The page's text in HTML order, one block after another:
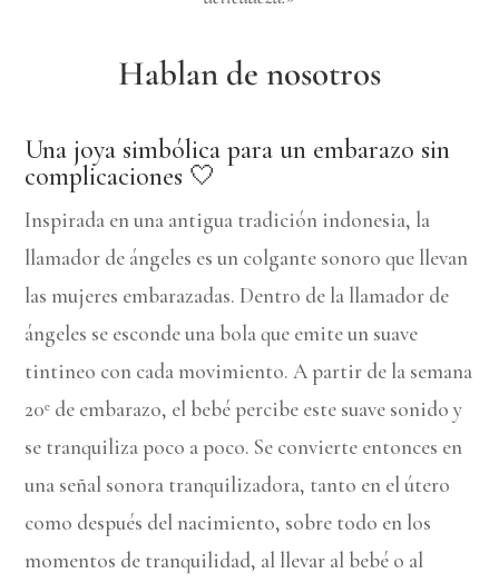
Hablan de nosotros
Una joya simbólica para un embarazo sin
complicaciones 🤍
Inspirada en una antigua tradición indonesia, la
llamador de ángeles es un colgante sonoro que llevan
las mujeres embarazadas. Dentro de la llamador de
ángeles se esconde una bola que emite un suave
tintineo con cada movimiento. A partir de la semana
20ᵉ de embarazo, el bebé percibe este suave sonido y
se tranquiliza poco a poco. Se convierte entonces en
una señal sonora tranquilizadora, tanto en el útero
como después del nacimiento, sobre todo en los
momentos de tranquilidad, al llevar al bebé o al